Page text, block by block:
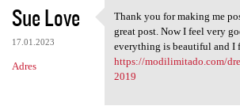
Sue Love
17.01.2023
Adres
Thank you for making
Thank you for making me
great post. Now I feel very
everything is beautiful and I
https://modilimitado.com/
2019